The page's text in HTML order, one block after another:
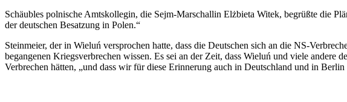
Schäubles polnische Amtskollegin, die Sejm-Marschallin Elżbieta Witek, begrüßte die
der deutschen Besatzung in Polen.“
Steinmeier, der in Wieluń versprochen hatte, dass die Deutschen sich an die NS-
begangenen Kriegsverbrechen wissen. Es sei an der Zeit, dass Wieluń und viele andere
Verbrechen hätten, „und dass wir für diese Erinnerung auch in Deutschland und in Berlin